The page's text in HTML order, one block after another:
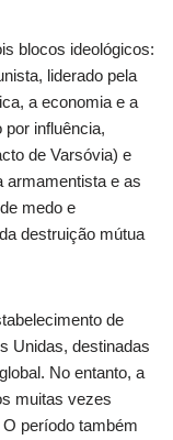
blocos ideológicos:
liderado pela
a economia e a
influência,
de Varsóvia) e
armamentista e as
medo e
destruição mútua
de
Unidas, destinadas
No entanto, a
muitas vezes
período também